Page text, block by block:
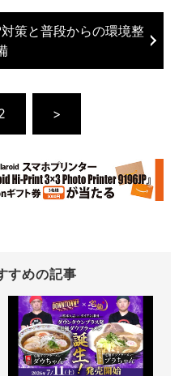
策と普段からの環境整
>
すめの記事